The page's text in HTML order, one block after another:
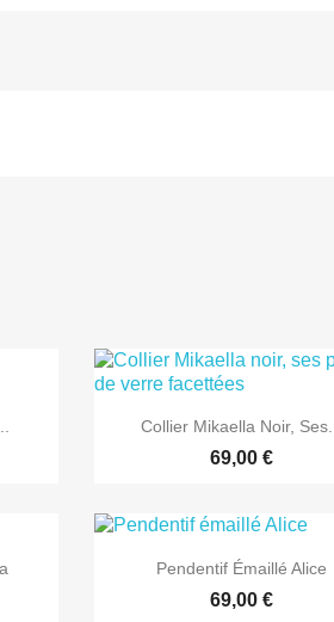
 Aperçu rapide
Collier Mikaella Noir, Ses...
69,00 €
 Aperçu rapide
Pendentif Émaillé Alice
69,00 €